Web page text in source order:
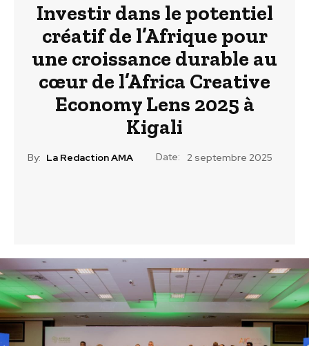
Investir dans le potentiel
créatif de l’Afrique pour
une croissance durable au
cœur de l’Africa Creative
Economy Lens 2025 à
Kigali
By: La Redaction AMA Date: 2 septembre 2025